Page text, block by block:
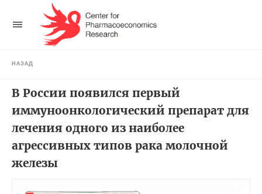
НАЗАД
В России появился первый
иммуноонкологический препарат для
лечения одного из наиболее
агрессивных типов рака молочной
железы